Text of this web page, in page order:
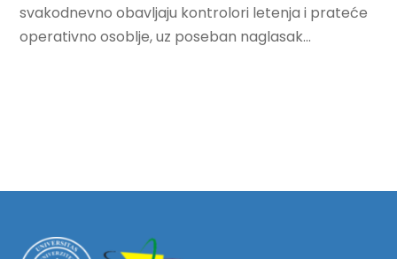
svakodnevno obavljaju kontrolori letenja i prateće
operativno osoblje, uz poseban naglasak...